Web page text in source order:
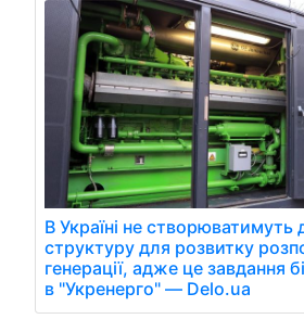
В Україні не
структуру для розвитку
генерації, адже це завдання
в "Укренерго" — Delo.ua